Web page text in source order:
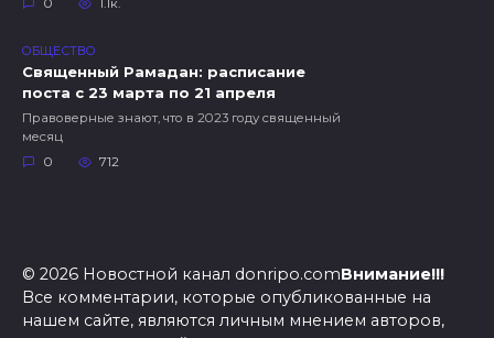
ОБЩЕСТВО
Священный Рамадан: расписание
поста с 23 марта по 21 апреля
Правоверные знают, что в 2023 году священный
месяц
0
712
© 2026 Новостной канал donripo.comВнимание!!!
Все комментарии, которые опубликованные на
нашем сайте, являются личным мнением авторов,